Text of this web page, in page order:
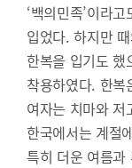
‘백의민족’이라
입었다. 하지만
한복을 입기도
착용하였다. 한
여자는 치마와
한국에서는 계절
특히 더운 여름과